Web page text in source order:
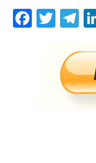
Fa T
tt
er
Te
gr
a
m